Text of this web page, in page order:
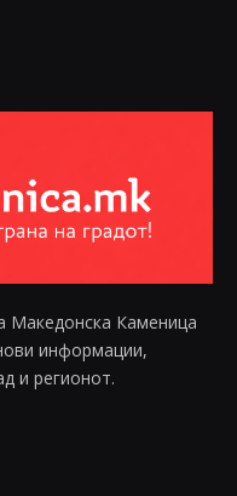
Македонска Каменица
информации,
и регионот.